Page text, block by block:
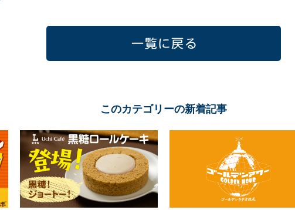
このカテゴリーの新着記事